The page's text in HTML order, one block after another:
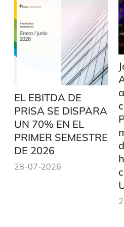
EL EBITDA DE
PRISA SE DISPARA
UN 70% EN EL
PRIMER SEMESTRE
DE 2026
28-07-2026